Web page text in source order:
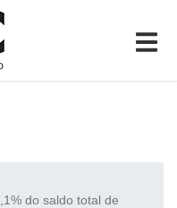
do saldo total de